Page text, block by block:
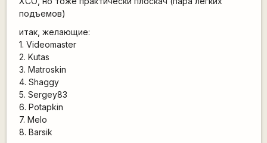
подъемов)
итак, желающие:
1. Videomaster
2. Kutas
3. Matroskin
4. Shaggy
5. Sergey83
6. Potapkin
7. Melo
8. Barsik